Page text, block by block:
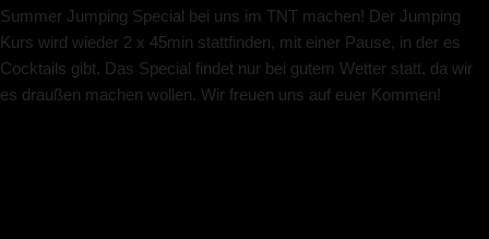
Summer Jumping Special bei uns im TNT machen! Der Jumping
Kurs wird wieder 2 x 45min stattfinden, mit einer Pause, in der es
Cocktails gibt. Das Special findet nur bei gutem Wetter statt, da wir
es draußen machen wollen. Wir freuen uns auf euer Kommen!